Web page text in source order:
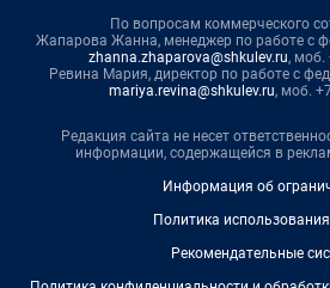
По вопросам коммерческого
Жапарова Жанна, менеджер по работе с
zhanna.zhaparova@shkulev.ru, моб.
Ревина Мария, директор по работе с
mariya.revina@shkulev.ru, моб.
Редакция сайта не несет
информации, содержащейся в
Информация об
Политика
Рекомендательные